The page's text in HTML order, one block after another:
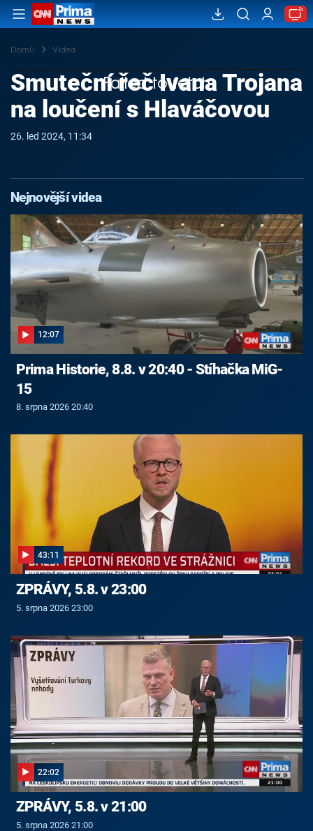
Domů Videa
Failed to fetch
Smuteční řeč Ivana Trojana
na loučení s Hlaváčovou
26. led 2024, 11:34
Nejnovější videa
12:07
Prima Historie, 8.8. v 20:40 - Stíhačka MiG-
15
8. srpna 2026 20:40
43:11
ZPRÁVY, 5.8. v 23:00
5. srpna 2026 23:00
22:02
ZPRÁVY, 5.8. v 21:00
5. srpna 2026 21:00